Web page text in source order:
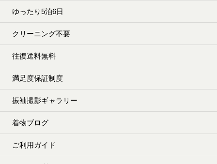
ゆったり5泊6日
クリーニング不要
往復送料無料
満足度保証制度
振袖撮影ギャラリー
着物ブログ
ご利用ガイド